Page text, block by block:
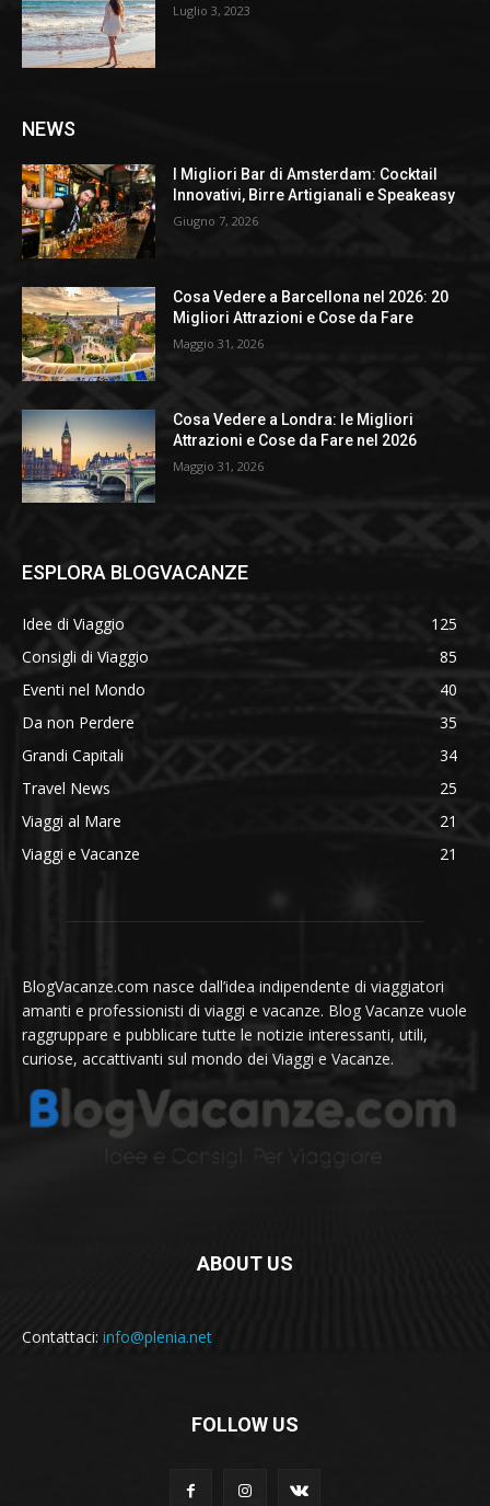
Luglio 3, 2023
NEWS
I Migliori Bar di Amsterdam: Cocktail
Innovativi, Birre Artigianali e Speakeasy
Giugno 7, 2026
Cosa Vedere a Barcellona nel 2026: 20
Migliori Attrazioni e Cose da Fare
Maggio 31, 2026
Cosa Vedere a Londra: le Migliori
Attrazioni e Cose da Fare nel 2026
Maggio 31, 2026
ESPLORA BLOGVACANZE
Idee di Viaggio
125
Consigli di Viaggio
85
Eventi nel Mondo
40
Da non Perdere
35
Grandi Capitali
34
Travel News
25
Viaggi al Mare
21
Viaggi e Vacanze
21
BlogVacanze.com nasce dall’idea indipendente di viaggiatori
amanti e professionisti di viaggi e vacanze. Blog Vacanze vuole
raggruppare e pubblicare tutte le notizie interessanti, utili,
curiose, accattivanti sul mondo dei Viaggi e Vacanze.
ABOUT US
Contattaci: info@plenia.net
FOLLOW US